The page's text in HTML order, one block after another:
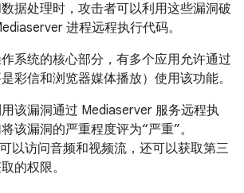
据处理时，攻击者可以利用这些漏洞破
进程远程执行代码。
系统的核心部分，有多个应用允许通过
彩信和浏览器媒体播放）使用该功能。
该漏洞通过 Mediaserver 服务远程执
该漏洞的严重程度评为“严重”。
以访问音频和视频流，还可以获取第三
的权限。